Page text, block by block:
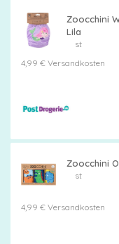
Zoocchini
Lila
st
4,99 € Versandkosten
Zoocchini
st
4,99 € Versandkosten